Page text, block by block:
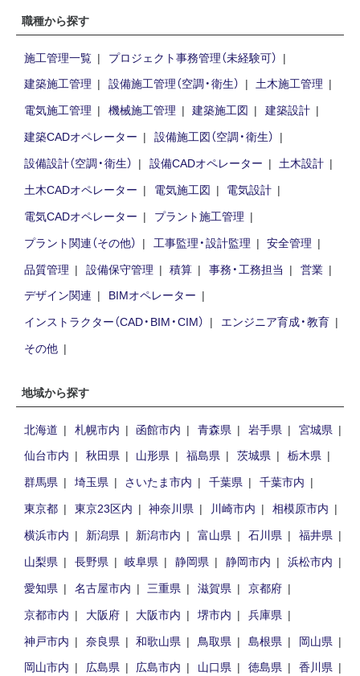
職種から探す
施工管理一覧
プロジェクト事務管理（未経験可）
建築施工管理
設備施工管理（空調・衛生）
土木施工管理
電気施工管理
機械施工管理 建築施工図
建築設計
建築CADオペレーター
設備施工図（空調・衛生）
設備設計（空調・衛生）
設備CADオペレーター
土木設計
土木CADオペレーター
電気施工図
電気設計
電気CADオペレーター
プラント施工管理
プラント関連（その他）
工事監理・設計監理
安全管理
品質管理
設備保守管理 積算 事務・工務担当
営業
デザイン関連
BIMオペレーター
インストラクター（CAD・BIM・CIM）
エンジニア育成・教育
その他
地域から探す
北海道 札幌市内 函館市内 青森県 岩手県
宮城県
仙台市内
秋田県 山形県 福島県 茨城県
栃木県
群馬県
埼玉県 さいたま市内 千葉県
千葉市内
東京都
東京23区内 神奈川県 川崎市内
相模原市内
横浜市内
新潟県 新潟市内 富山県 石川県
福井県
山梨県
長野県 岐阜県 静岡県 静岡市内
浜松市内
愛知県
名古屋市内 三重県 滋賀県
京都府
京都市内
大阪府 大阪市内 堺市内
兵庫県
神戸市内
奈良県 和歌山県 鳥取県 島根県
岡山県
岡山市内
広島県 広島市内 山口県 徳島県
香川県